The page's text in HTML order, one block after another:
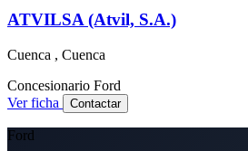
ATVILSA (Atvil, S.A.)
Cuenca , Cuenca
Concesionario Ford
Ver ficha
Contactar
Ford